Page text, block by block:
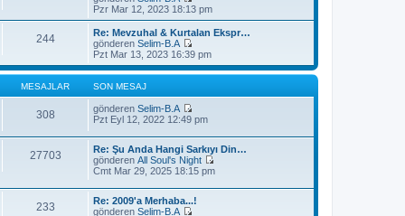
lü
n
t
ü
e
s
a
j
g
ö
r
n
ü
e
S
o
n
m
e
s
a
ö
r
ü
n
t
ü
e
Pzr Mar 12, 2023 18:13 pm
244
Re: Mevzuhal & Kurtalan Ekspr…
gönderen Selim-B.A
S
o
n
e
a
ı
g
ö
r
n
t
Pzt Mar 13, 2023 16:39 pm
MESAJLAR SON MESAJ
308 gönderen Selim-B.A
S
o
n
m
e
s
j
ı
Pzt Eyl 12, 2022 12:49 pm
27703
Re: Şu Anda Hangi Sarkıyı Din…
gönderen All Soul's Night
S
n
Cmt Mar 29, 2025 18:15 pm
233
Re: 2009'a Merhaba...!
gönderen Selim-B.A